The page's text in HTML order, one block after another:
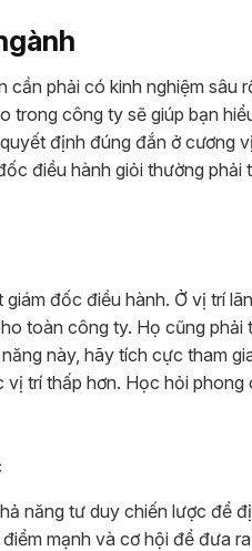
phải có kinh nghiệm sâu
trong công ty sẽ giúp bạn
định đúng đắn ở cương
điều hành giỏi thường phải
đốc điều hành. Ở vị trí
toàn công ty. Họ cũng
này, hãy tích cực tham
trí thấp hơn. Học hỏi
năng tư duy chiến lược để
mạnh và cơ hội để đưa